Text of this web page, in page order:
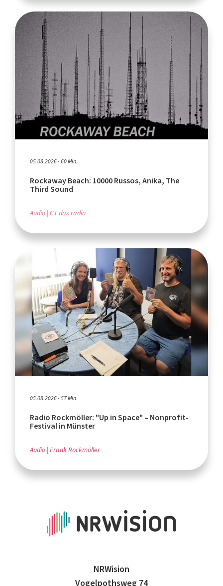
05.08.2026 - 60 Min.
Rockaway Beach: 10000 Russos, Anika, The
Third Sound
Audio CT das radio
05.08.2026 - 57 Min.
Radio Rockmöller: "Up in Space" – Nonprofit-
Festival in Münster
Audio Frank Rockmöller
NRWision
Vogelpothsweg 74